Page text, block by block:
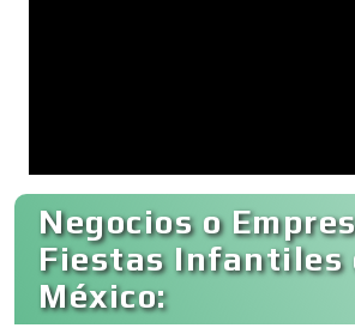
Negocios o
Fiestas Infantiles
México: